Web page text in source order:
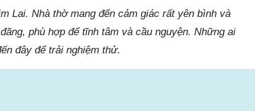
Lai. Nhà thờ mang đến cảm giác rất yên bình và
phù hợp để tĩnh tâm và cầu nguyện. Những ai
đây để trải nghiệm thử.